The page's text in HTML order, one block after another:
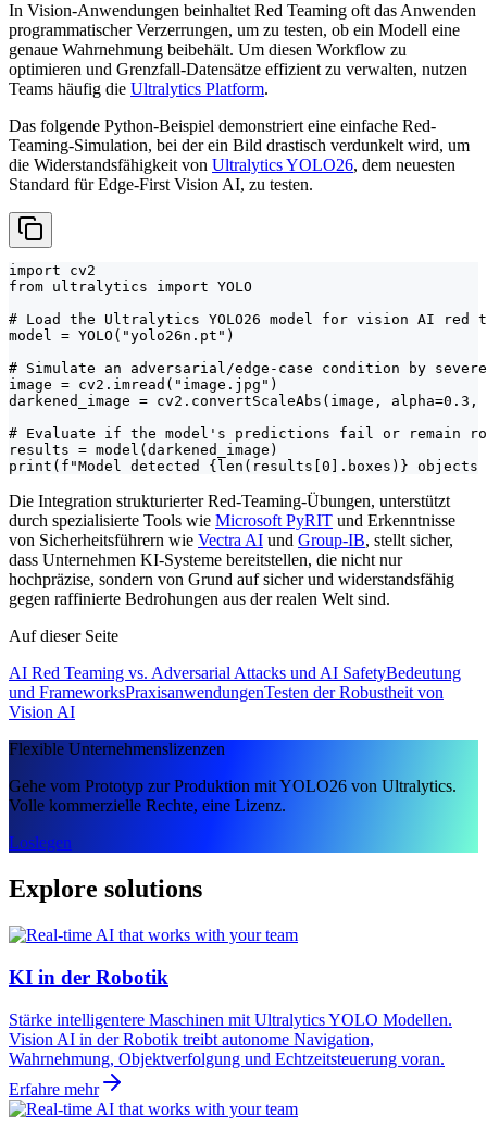
In Vision-Anwendungen beinhaltet Red Teaming oft das Anwenden
programmatischer Verzerrungen, um zu testen, ob ein Modell eine
genaue Wahrnehmung beibehält. Um diesen Workflow zu
optimieren und Grenzfall-Datensätze effizient zu verwalten, nutzen
Teams häufig die Ultralytics Platform.
Das folgende Python-Beispiel demonstriert eine einfache Red-
Teaming-Simulation, bei der ein Bild drastisch verdunkelt wird, um
die Widerstandsfähigkeit von Ultralytics YOLO26, dem neuesten
Standard für Edge-First Vision AI, zu testen.
import cv2
from ultralytics import YOLO
# Load the Ultralytics YOLO26 model for vision AI red
model = YOLO("yolo26n.pt")
# Simulate an adversarial/edge-case condition by
image = cv2.imread("image.jpg")
darkened_image = cv2.convertScaleAbs(image, alpha=0.3,
# Evaluate if the model's predictions fail or remain
results = model(darkened_image)
print(f"Model detected {len(results[0].boxes)}
Die Integration strukturierter Red-Teaming-Übungen, unterstützt
durch spezialisierte Tools wie Microsoft PyRIT und Erkenntnisse
von Sicherheitsführern wie Vectra AI und Group-IB, stellt sicher,
dass Unternehmen KI-Systeme bereitstellen, die nicht nur
hochpräzise, sondern von Grund auf sicher und widerstandsfähig
gegen raffinierte Bedrohungen aus der realen Welt sind.
Auf dieser Seite
AI Red Teaming vs. Adversarial Attacks und AI SafetyBedeutung
und FrameworksPraxisanwendungenTesten der Robustheit von
Vision AI
Flexible Unternehmenslizenzen
Gehe vom Prototyp zur Produktion mit YOLO26 von Ultralytics.
Volle kommerzielle Rechte, eine Lizenz.
Loslegen
Explore solutions
KI in der Robotik
Stärke intelligentere Maschinen mit Ultralytics YOLO Modellen.
Vision AI in der Robotik treibt autonome Navigation,
Wahrnehmung, Objektverfolgung und Echtzeitsteuerung voran.
Erfahre mehr